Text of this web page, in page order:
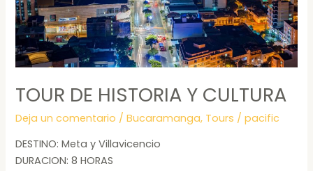
TOUR DE HISTORIA Y CULTURA
Deja un comentario /Bucaramanga, Tours /pacific
DESTINO: Meta y Villavicencio
DURACION: 8 HORAS